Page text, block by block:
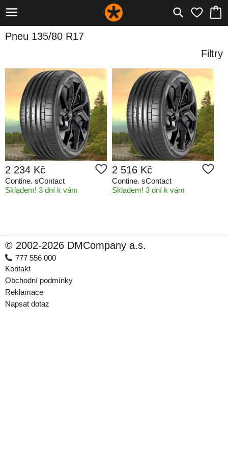
Pneu 135/80 R17
Filtry
2 234 Kč
Contine. sContact
Skladem! 3 dní k vám
2 516 Kč
Contine. sContact
Skladem! 3 dní k vám
© 2002-2026 DMCompany a.s.
777 556 000
Kontakt
Obchodní podmínky
Reklamace
Napsat dotaz